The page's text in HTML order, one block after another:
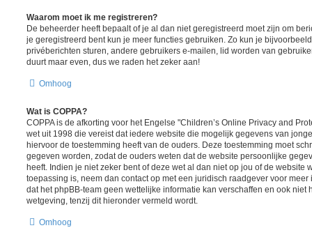
Waarom moet ik me registreren?
De beheerder heeft bepaalt of je al dan niet geregistreerd moet zijn om
je geregistreerd bent kun je meer functies gebruiken. Zo kun je
privéberichten sturen, andere gebruikers e-mailen, lid worden van
duurt maar even, dus we raden het zeker aan!
Omhoog
Wat is COPPA?
COPPA is de afkorting voor het Engelse "Children’s Online Privacy and
wet uit 1998 die vereist dat iedere website die mogelijk gegevens van
hiervoor de toestemming heeft van de ouders. Deze toestemming moet
gegeven worden, zodat de ouders weten dat de website persoonlijke
heeft. Indien je niet zeker bent of deze wet al dan niet op jou of de website
toepassing is, neem dan contact op met een juridisch raadgever voor
dat het phpBB-team geen wettelijke informatie kan verschaffen en ook niet
wetgeving, tenzij dit hieronder vermeld wordt.
Omhoog